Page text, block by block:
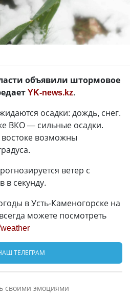
объявили штормовое
YK-news.kz.
осадки: дождь, снег.
ВКО — сильные осадки.
возможны
ветер с
в секунду.
в Усть-Каменогорске на
можете посмотреть
ТЕЛЕГРАМ
своими эмоциями